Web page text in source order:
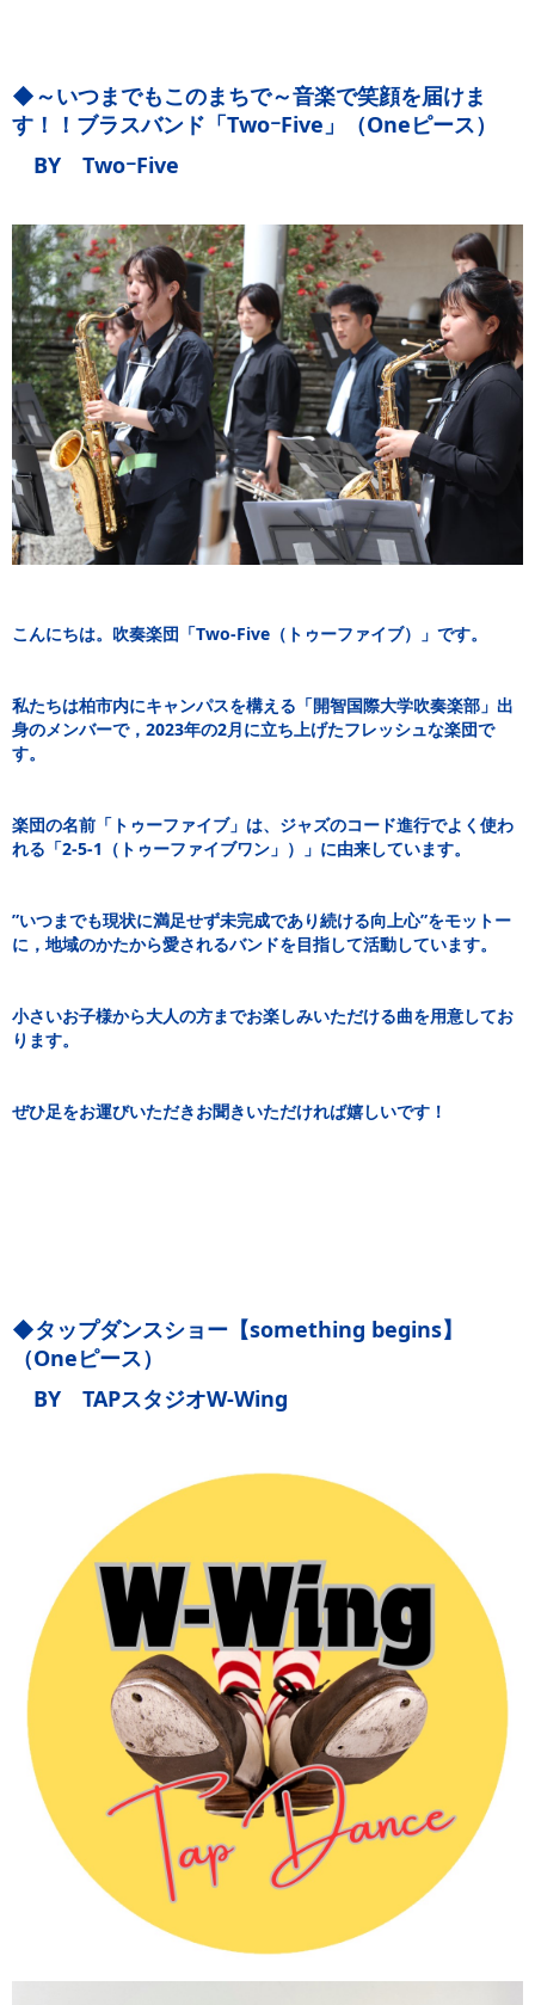
◆～いつまでもこのまちで～音楽で笑顔を届けま
す！！ブラスバンド「TwoｰFive」（Oneピース）
BY TwoｰFive
こんにちは。吹奏楽団「Two-Five（トゥーファイブ）」です。
私たちは柏市内にキャンパスを構える「開智国際大学吹奏楽部」出
身のメンバーで，2023年の2月に立ち上げたフレッシュな楽団で
す。
楽団の名前「トゥーファイブ」は、ジャズのコード進行でよく使わ
れる「2-5-1（トゥーファイブワン」）」に由来しています。
”いつまでも現状に満足せず未完成であり続ける向上心”をモットー
に，地域のかたから愛されるバンドを目指して活動しています。
小さいお子様から大人の方までお楽しみいただける曲を用意してお
ります。
ぜひ足をお運びいただきお聞きいただければ嬉しいです！
◆タップダンスショー【something begins】
（Oneピース）
BY TAPスタジオW-Wing